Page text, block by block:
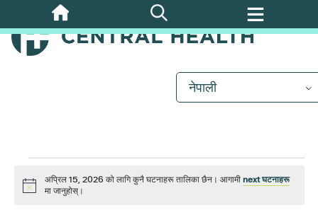
सामग्रीमा
जानुहोस्
नेपाली
अप्रिल
15,
सूचना
अप्रिल 15, 2026 को लागि कुनै घटनाहरू तालिका छैन। आगामीnext घटनाहरू
मा जानुहोस्।